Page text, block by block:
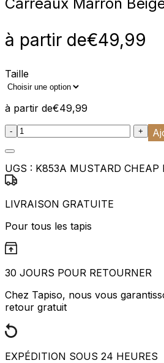
à partir de€49,99
Taille
à partir de€49,99
:product_name quantity
- +
UGS : K853A MUSTARD CHEAP
LIVRAISON GRATUITE
Pour tous les tapis
30 JOURS POUR RETOURNER
Chez Tapiso, nous vous
retour gratuit
EXPÉDITION SOUS 24 HEURES